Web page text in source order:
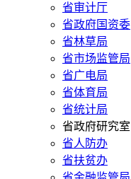
省审计厅
省政府国资委
省林草局
省市场监管局
省广电局
省体育局
省统计局
省政府研究室
省人防办
省扶贫办